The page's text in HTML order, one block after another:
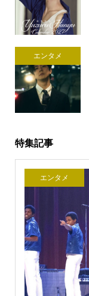
エンタメ
特集記事
エンタメ